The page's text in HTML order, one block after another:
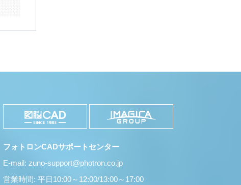
フォトロンCADサポートセンター
E-mail: zuno-support@photron.co.jp
営業時間: 平日10:00～12:00/13:00～17:00